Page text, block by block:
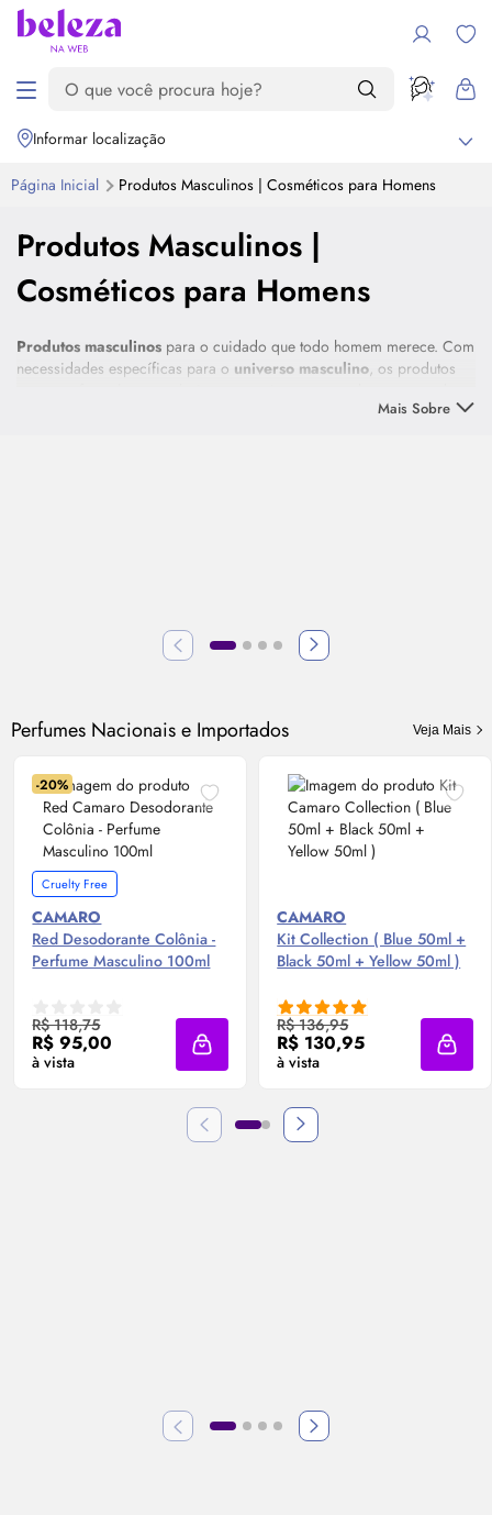
Informar localização
Página Inicial Produtos Masculinos | Cosméticos para Homens
Produtos Masculinos |
Cosméticos para Homens
Produtos masculinos para o cuidado que todo homem merece. Com
necessidades específicas para o universo masculino, os produtos
dos cabelos, modelam a barba com excelência e até mesmo auxiliam
Mais Sobre
Perfumes Nacionais e Importados Veja Mais
-20%
Cruelty Free
CAMARO
Red Desodorante Colônia -
Perfume Masculino 100ml
R$ 118,75
R$ 95,00
à vista Adicionar à sacola
CAMARO
Kit Collection ( Blue 50ml +
Black 50ml + Yellow 50ml )
R$ 136,95
R$ 130,95
à vista